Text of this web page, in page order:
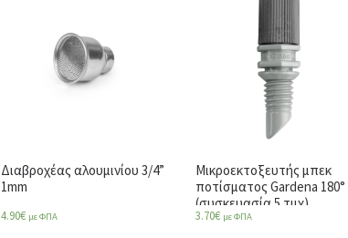
Διαβροχέας αλουμινίου 3/4”
1mm
4.90€ με ΦΠΑ
Μικροεκτοξευτής μπεκ
ποτίσματος Gardena 180°
(συσκευασία 5 τμχ)
3.70€ με ΦΠΑ